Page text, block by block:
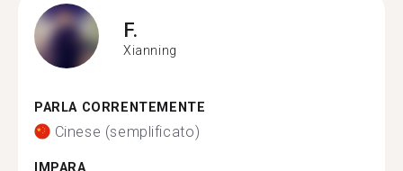
F.
Xianning
PARLA CORRENTEMENTE
Cinese (semplificato)
IMPARA